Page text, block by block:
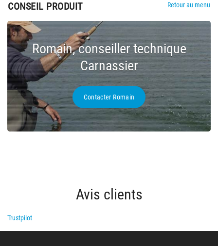
CONSEIL PRODUIT Retour au menu
Romain, conseiller technique
Carnassier
Contacter Romain
Avis clients
Trustpilot